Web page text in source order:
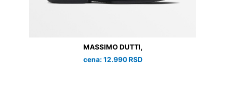
MASSIMO DUTTI,
cena: 12.990 RSD